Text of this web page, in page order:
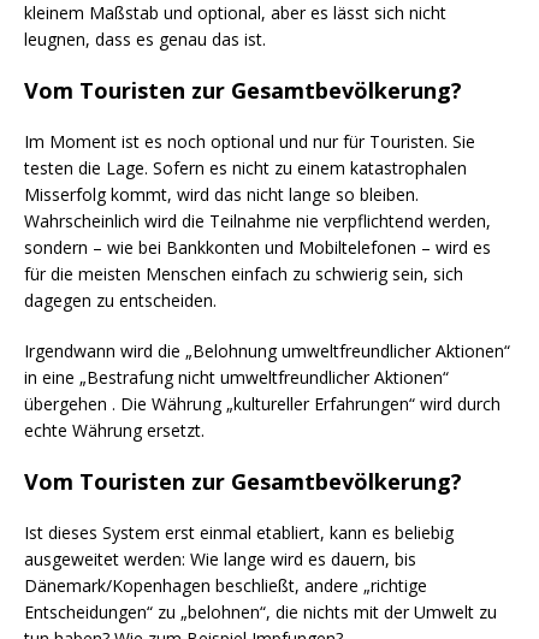
kleinem Maßstab und optional, aber es lässt sich nicht
leugnen, dass es genau das ist.
Vom Touristen zur Gesamtbevölkerung?
Im Moment ist es noch optional und nur für Touristen. Sie
testen die Lage. Sofern es nicht zu einem katastrophalen
Misserfolg kommt, wird das nicht lange so bleiben.
Wahrscheinlich wird die Teilnahme nie verpflichtend werden,
sondern – wie bei Bankkonten und Mobiltelefonen – wird es
für die meisten Menschen einfach zu schwierig sein, sich
dagegen zu entscheiden.
Irgendwann wird die „Belohnung umweltfreundlicher Aktionen“
in eine „Bestrafung nicht umweltfreundlicher Aktionen“
übergehen . Die Währung „kultureller Erfahrungen“ wird durch
echte Währung ersetzt.
Vom Touristen zur Gesamtbevölkerung?
Ist dieses System erst einmal etabliert, kann es beliebig
ausgeweitet werden: Wie lange wird es dauern, bis
Dänemark/Kopenhagen beschließt, andere „richtige
Entscheidungen“ zu „belohnen“, die nichts mit der Umwelt zu